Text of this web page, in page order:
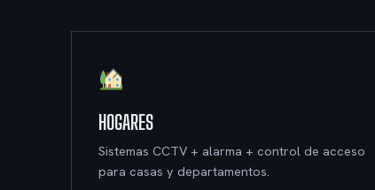
HOGARES
Sistemas CCTV + alarma + control de acceso
para casas y departamentos.